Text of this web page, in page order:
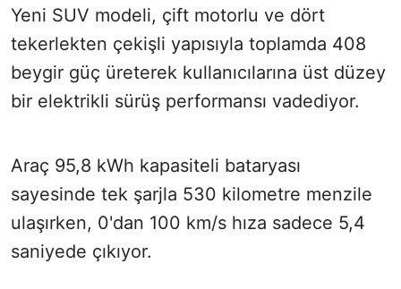
Yeni SUV modeli, çift motorlu ve dört
tekerlekten çekişli yapısıyla toplamda 408
beygir güç üreterek kullanıcılarına üst düzey
bir elektrikli sürüş performansı vadediyor.
Araç 95,8 kWh kapasiteli bataryası
sayesinde tek şarjla 530 kilometre menzile
ulaşırken, 0'dan 100 km/s hıza sadece 5,4
saniyede çıkıyor.